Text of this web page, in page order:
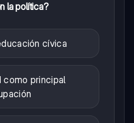
la política?
cívica
como principal